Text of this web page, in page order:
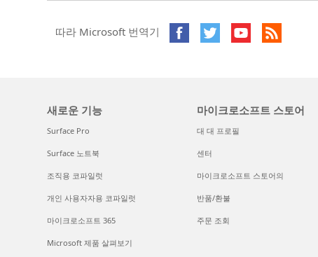
따라 Microsoft 번역기
새로운 기능
Surface Pro
Surface 노트북
조직용 코파일럿
개인 사용자자용 코파일럿
마이크로소프트 365
Microsoft 제품 살펴보기
마이크로소프트 스토어
대 대 프로필
센터
마이크로소프트 스토어의
반품/환불
주문 조회